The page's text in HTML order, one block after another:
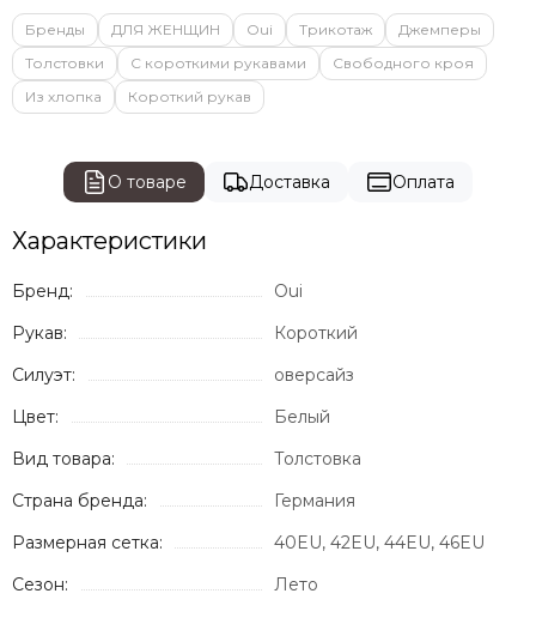
Бренды ДЛЯ ЖЕНЩИН Oui Трикотаж
Джемперы
Толстовки
С короткими рукавами
Свободного кроя
Из хлопка
Короткий рукав
О товаре Доставка Оплата
Характеристики
Бренд:
Oui
Рукав:
Короткий
Силуэт:
оверсайз
Цвет:
Белый
Вид товара:
Толстовка
Страна бренда:
Германия
Размерная сетка:
40EU, 42EU, 44EU, 46EU
Сезон:
Лето